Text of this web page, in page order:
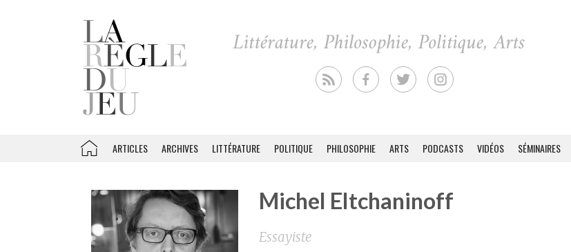
ARTICLES ARCHIVES LITTÉRATURE POLITIQUE PHILOSOPHIE ARTS PODCASTS VIDÉOS SÉMINAIRES
Michel Eltchaninoff
Essayiste